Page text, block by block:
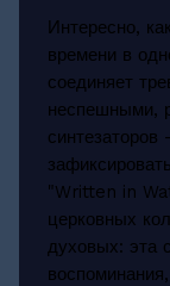
Интересно,
времени в
соединяет
неспешными,
синтезаторов
"Written in
церковных
духовых: эта